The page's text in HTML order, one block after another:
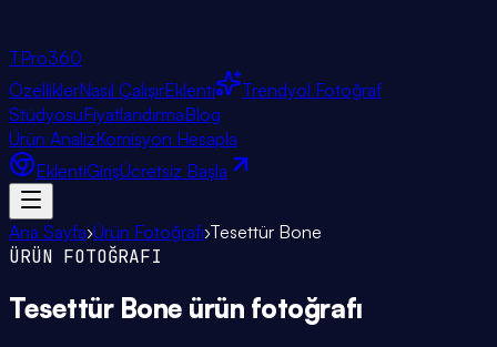
TPro360
ÖzelliklerNasıl ÇalışırEklenti
Trendyol Fotoğraf
StüdyosuFiyatlandırmaBlog
Ürün AnalizKomisyon Hesapla
EklentiGirişÜcretsiz Başla
Ana Sayfa›Ürün Fotoğrafı›Tesettür Bone
ÜRÜN FOTOĞRAFI
Tesettür Bone ürün fotoğrafı